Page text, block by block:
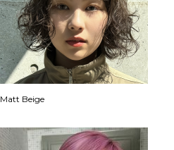
Matt Beige